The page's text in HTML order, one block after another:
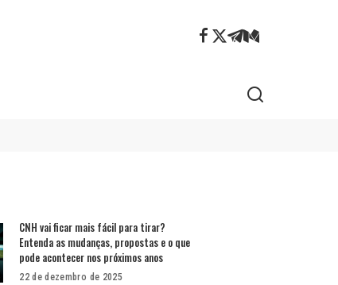
CNH vai ficar mais fácil para tirar?
Entenda as mudanças, propostas e o que
pode acontecer nos próximos anos
22 de dezembro de 2025